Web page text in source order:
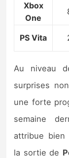
Xbox
One
PS Vita
Au niveau
surprises
une forte
semaine
attribue bien
la sortie de